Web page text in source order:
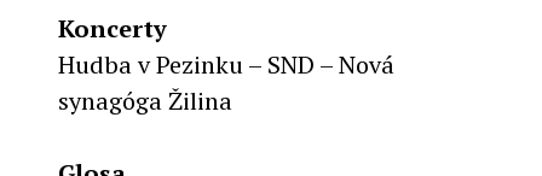
Koncerty
Hudba v Pezinku – SND – Nová
synagóga Žilina